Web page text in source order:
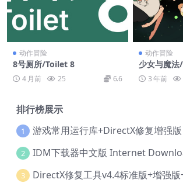
动作冒险
8号厕所/Toilet 8
4 月前 25 6.6
动作冒险
少女与魔
ll 3 年前
排行榜展示
1 游戏常用运行库+DirectX修复增强版
2
3 DirectX修复工具v4.4标准版+增强版